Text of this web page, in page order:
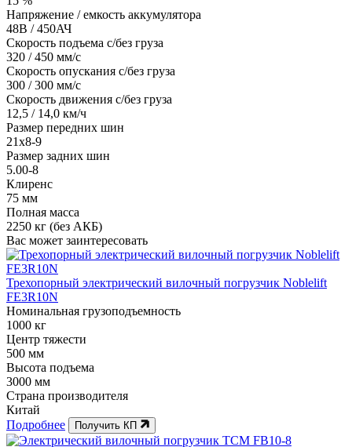
Напряжение / емкость аккумулятора
48В / 450АЧ
Скорость подъема с/без груза
320 / 450 мм/с
Скорость опускания c/без груза
300 / 300 мм/с
Скорость движения c/без груза
12,5 / 14,0 км/ч
Размер передних шин
21х8-9
Размер задних шин
5.00-8
Клиренс
75 мм
Полная масса
2250 кг (без АКБ)
Вас может заинтересовать
Трехопорный электрический вилочный погрузчик Noblelift
FE3R10N
Номинальная грузоподъемность
1000 кг
Центр тяжести
500 мм
Высота подъема
3000 мм
Страна производителя
Китай
Подробнее
Получить КП